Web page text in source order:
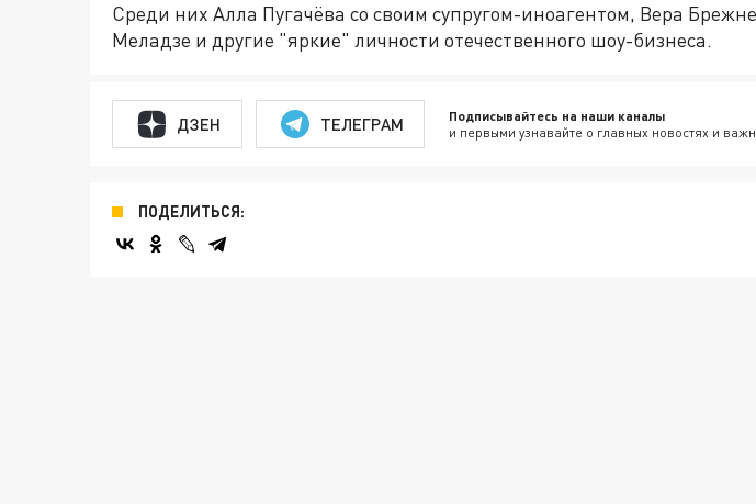
Среди них Алла Пугачёва со своим супругом-иноагентом, Вера
Меладзе и другие "яркие" личности отечественного шоу-бизнеса.
ДЗЕН ТЕЛЕГРАМ Подписывайтесь на наши каналы
и первыми узнавайте о главных новостях и
ПОДЕЛИТЬСЯ: